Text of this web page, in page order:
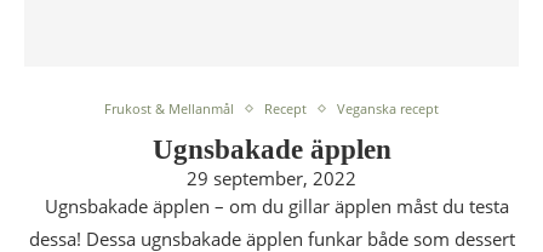
Frukost & Mellanmål Recept Veganska recept
Ugnsbakade äpplen
29 september, 2022
Ugnsbakade äpplen – om du gillar äpplen måst du testa
dessa! Dessa ugnsbakade äpplen funkar både som dessert